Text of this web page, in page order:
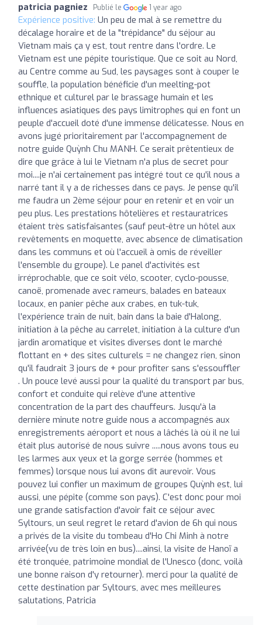
patricia pagniez Publié le 1 year ago
Expérience positive: Un peu de mal à se remettre du
décalage horaire et de la "trépidance" du séjour au
Vietnam mais ça y est, tout rentre dans l'ordre. Le
Vietnam est une pépite touristique. Que ce soit au Nord,
au Centre comme au Sud, les paysages sont à couper le
souffle, la population bénéficie d'un meelting-pot
ethnique et culturel par le brassage humain et les
influences asiatiques des pays limitrophes qui en font un
peuple d'accueil doté d'une immense délicatesse. Nous en
avons jugé prioritairement par l'accompagnement de
notre guide Quỳnh Chu MANH. Ce serait prêtentieux de
dire que grâce à lui le Vietnam n'a plus de secret pour
moi....je n'ai certainement pas intégré tout ce qu'il nous a
narré tant il y a de richesses dans ce pays. Je pense qu'il
me faudra un 2ème séjour pour en retenir et en voir un
peu plus. Les prestations hôtelières et restauratrices
étaient très satisfaisantes (sauf peut-être un hôtel aux
revêtements en moquette, avec absence de climatisation
dans les communs et où l'accueil à omis de réveiller
l'ensemble du groupe). Le panel d'activités est
irréprochable, que ce soit vélo, scooter, cyclo-pousse,
canoë, promenade avec rameurs, balades en bateaux
locaux, en panier pêche aux crabes, en tuk-tuk,
l'expérience train de nuit, bain dans la baie d'Halong,
initiation à la pêche au carrelet, initiation à la culture d'un
jardin aromatique et visites diverses dont le marché
flottant en + des sites culturels = ne changez rien, sinon
qu'il faudrait 3 jours de + pour profiter sans s'essouffler
. Un pouce levé aussi pour la qualité du transport par bus,
confort et conduite qui relève d'une attentive
concentration de la part des chauffeurs. Jusqu'à la
dernière minute notre guide nous a accompagnés aux
enregistrements aéroport et nous a lâchés là où il ne lui
était plus autorisé de nous suivre .....nous avons tous eu
les larmes aux yeux et la gorge serrée (hommes et
femmes) lorsque nous lui avons dit aurevoir. Vous
pouvez lui confier un maximum de groupes Quỳnh est, lui
aussi, une pépite (comme son pays). C'est donc pour moi
une grande satisfaction d'avoir fait ce séjour avec
Syltours, un seul regret le retard d'avion de 6h qui nous
a privés de la visite du tombeau d'Ho Chi Minh à notre
arrivée(vu de très loin en bus)....ainsi, la visite de Hanoï a
été tronquée, patrimoine mondial de l'Unesco (donc, voilà
une bonne raison d'y retourner). merci pour la qualité de
cette destination par Syltours, avec mes meilleures
salutations, Patricia